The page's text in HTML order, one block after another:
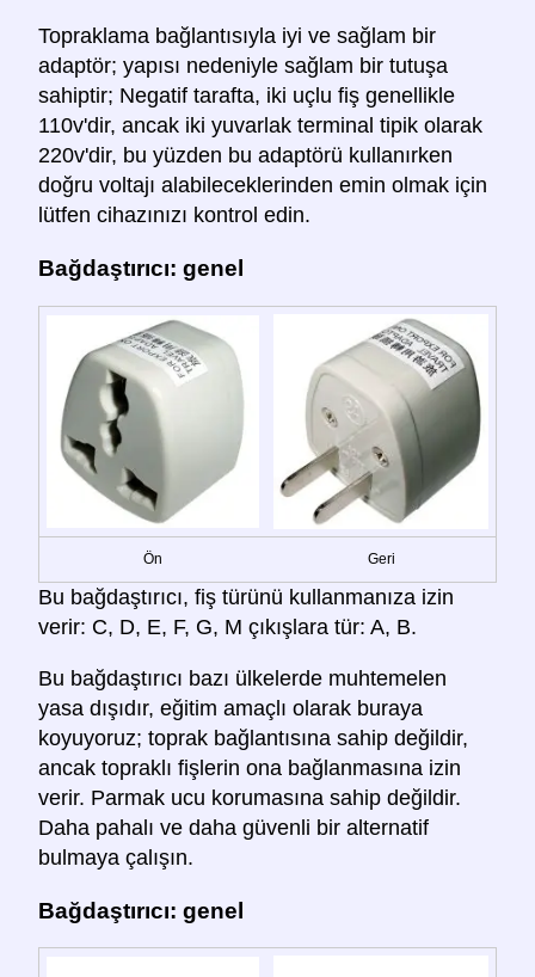
Topraklama bağlantısıyla iyi ve sağlam bir
adaptör; yapısı nedeniyle sağlam bir tutuşa
sahiptir; Negatif tarafta, iki uçlu fiş genellikle
110v'dir, ancak iki yuvarlak terminal tipik olarak
220v'dir, bu yüzden bu adaptörü kullanırken
doğru voltajı alabileceklerinden emin olmak için
lütfen cihazınızı kontrol edin.
Bağdaştırıcı: genel
Ön Geri
Bu bağdaştırıcı, fiş türünü kullanmanıza izin
verir: C, D, E, F, G, M çıkışlara tür: A, B.
Bu bağdaştırıcı bazı ülkelerde muhtemelen
yasa dışıdır, eğitim amaçlı olarak buraya
koyuyoruz; toprak bağlantısına sahip değildir,
ancak topraklı fişlerin ona bağlanmasına izin
verir. Parmak ucu korumasına sahip değildir.
Daha pahalı ve daha güvenli bir alternatif
bulmaya çalışın.
Bağdaştırıcı: genel